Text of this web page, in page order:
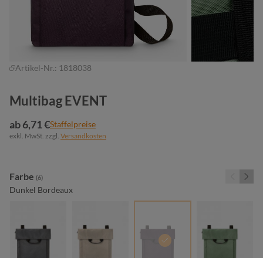
Artikel-Nr.: 1818038
Multibag EVENT
ab 6,71 €Staffelpreise
exkl. MwSt. zzgl. Versandkosten
Farbe auswählen
(6)
Dunkel Bordeaux
anthrazit beige dunkel bordeaux
(Diese Option ist zurzeit
jadegrün